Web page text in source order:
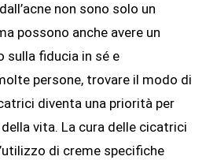
non sono solo un
possono anche avere un
fiducia in sé e
persone, trovare il modo di
diventa una priorità per
vita. La cura delle cicatrici
di creme specifiche